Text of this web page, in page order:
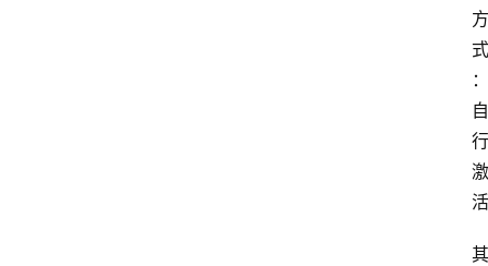
方
式
：
自
行
激
活
其